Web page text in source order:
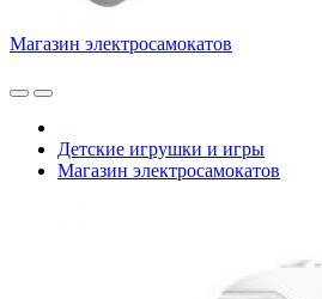
Магазин электросамокатов
Детские игрушки и игры
Магазин электросамокатов